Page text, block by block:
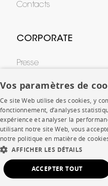
Contacts
CORPORATE
Presse
Rejoignez-nous
Devenir concessionnaire
Contract
Points de vente
Vos paramètres de
Ce site Web utilise des cookies, y
fonctionnement, d’analyses
expérience et analyser la
utilisant notre site Web, vous
notre politique en matière de
AFFICHER LES DÉTAILS
ACCEPTER TOUT